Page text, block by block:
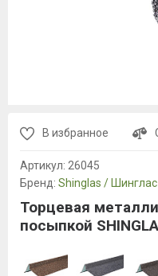
В избранное
Артикул: 26045
Бренд: Shinglas /
Торцевая
посыпкой